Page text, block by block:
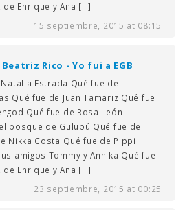
de Enrique y Ana […]
15 septiembre, 2015 at 08:15
Rico - Yo fui a EGB
Estrada Qué fue de
Qué fue de Juan Tamariz Qué fue
Qué fue de Rosa León
bosque de Gulubú Qué fue de
Nikka Costa Qué fue de Pippi
amigos Tommy y Annika Qué fue
de Enrique y Ana […]
23 septiembre, 2015 at 00:25